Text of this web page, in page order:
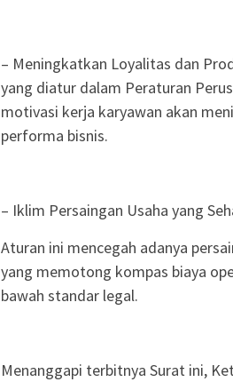
– Meningkatkan Loyalitas dan
yang diatur dalam Peraturan
motivasi kerja karyawan akan
performa bisnis.
– Iklim Persaingan Usaha yang
Aturan ini mencegah adanya
yang memotong kompas biaya
bawah standar legal.
Menanggapi terbitnya Surat ini,